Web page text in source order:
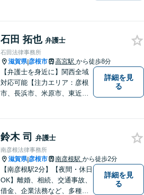
位 弁護士ドットコムランキ
ング（2024年7月-2026年7月
現在）】
石田 拓也 弁護士
石田法律事務所
滋賀県|彦根市 高宮駅 から徒歩8分
【弁護士を身近に】関西全域
対応可能【注力エリア：彦根
市、長浜市、米原市、東近江
まに、不安を和らげベストな
解決策を提供します「迅速丁
寧」【無料相談有・駐車場完
備】【英語対応可】
詳細を見
る
鈴木 司 弁護士
南彦根法律事務所
滋賀県|彦根市 南彦根駅 から徒歩2分
【南彦根駅2分】【夜間・休日
OK】離婚、相続、交通事故、
借金、企業法務など、多種多
詳細を見
る